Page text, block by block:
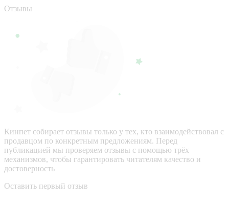
Отзывы
Кинпет собирает отзывы только у тех, кто взаимодействовал с
продавцом по конкретным предложениям. Перед
публикацией мы проверяем отзывы с помощью трёх
механизмов, чтобы гарантировать читателям качество и
достоверность
Оставить первый отзыв